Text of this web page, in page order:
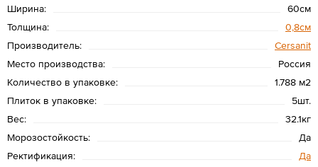
Ширина:
60см
Толщина:
0,8см
Производитель:
Cersanit
Место производства:
Россия
Количество в упаковке:
1.788 м2
Плиток в упаковке:
5шт.
Вес:
32.1кг
Морозостойкость:
Да
Ректификация:
Да